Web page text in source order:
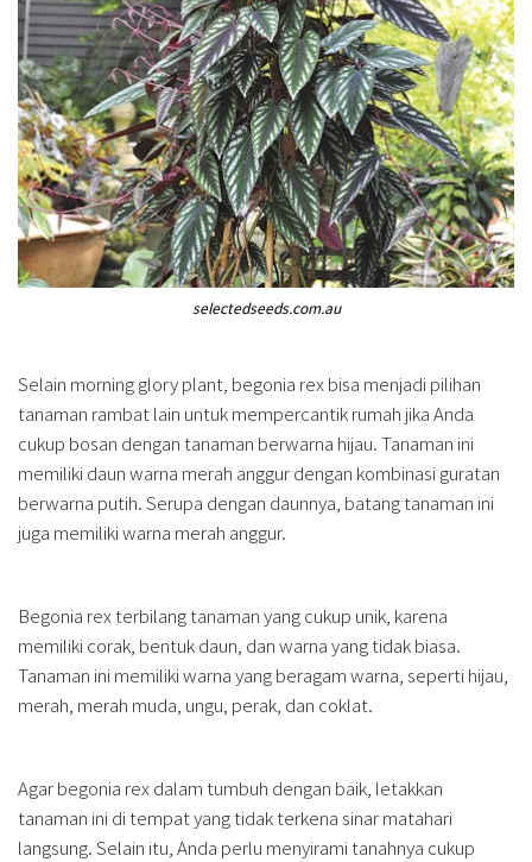
selectedseeds.com.au
Selain morning glory plant, begonia rex bisa menjadi pilihan
tanaman rambat lain untuk mempercantik rumah jika Anda
cukup bosan dengan tanaman berwarna hijau. Tanaman ini
memiliki daun warna merah anggur dengan kombinasi guratan
berwarna putih. Serupa dengan daunnya, batang tanaman ini
juga memiliki warna merah anggur.
Begonia rex terbilang tanaman yang cukup unik, karena
memiliki corak, bentuk daun, dan warna yang tidak biasa.
Tanaman ini memiliki warna yang beragam warna, seperti hijau,
merah, merah muda, ungu, perak, dan coklat.
Agar begonia rex dalam tumbuh dengan baik, letakkan
tanaman ini di tempat yang tidak terkena sinar matahari
langsung. Selain itu, Anda perlu menyirami tanahnya cukup